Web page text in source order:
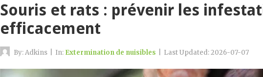
Souris et rats : prévenir les
efficacement
By:Adkins In: Extermination de nuisibles Last Updated:2026-07-07